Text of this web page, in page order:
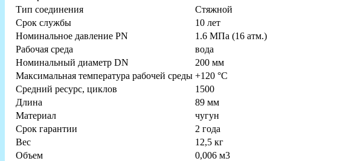
Тип соединения
Стяжной
Срок службы
10 лет
Номинальное давление PN
1.6 МПа (16 атм.)
Рабочая среда
вода
Номинальный диаметр DN
200 мм
Максимальная температура рабочей среды +120 °C
Средний ресурс, циклов
1500
Длина
89 мм
Материал
чугун
Срок гарантии
2 года
Вес
12,5 кг
Объем
0,006 м3